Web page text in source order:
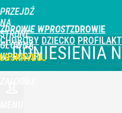
PRZEJDŹ
NA
STRONĘ
GŁÓWNĄ
WPROST.PL
ZDROWIE WPROST
CHOROBY DZIECKO
DONIESIENIA